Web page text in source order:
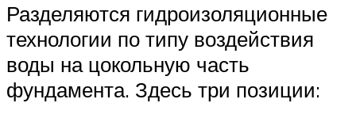
Разделяются гидроизоляционные
технологии по типу воздействия
воды на цокольную часть
фундамента. Здесь три позиции: